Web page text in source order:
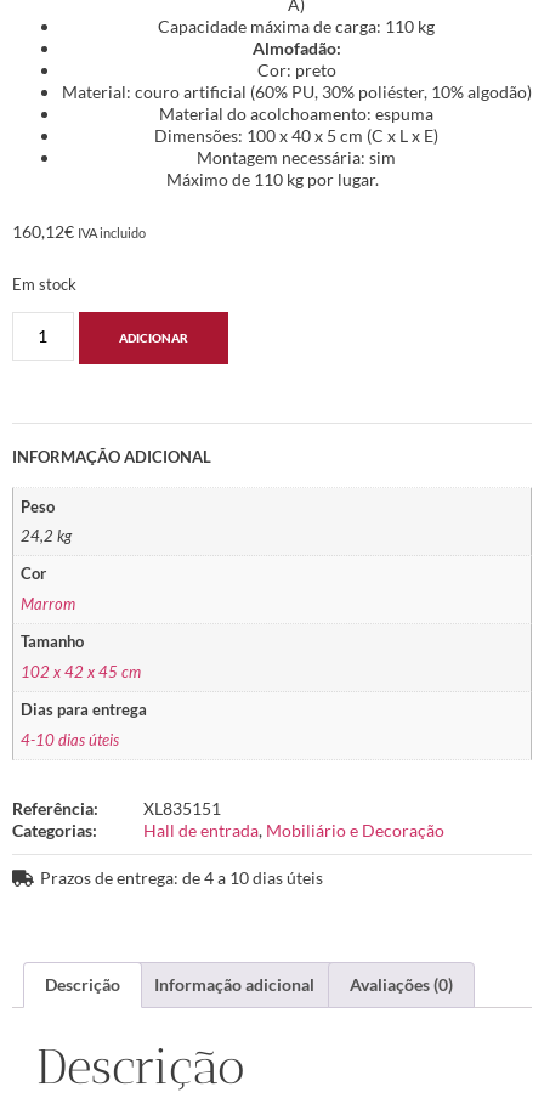
A)
Capacidade máxima de carga: 110 kg
Almofadão:
Cor: preto
Material: couro artificial (60% PU, 30% poliéster, 10% algodão)
Material do acolchoamento: espuma
Dimensões: 100 x 40 x 5 cm (C x L x E)
Montagem necessária: sim
Máximo de 110 kg por lugar.
160,12€ IVA incluido
Em stock
ADICIONAR
INFORMAÇÃO ADICIONAL
Peso
24,2 kg
Cor
Marrom
Tamanho
102 x 42 x 45 cm
Dias para entrega
4-10 dias úteis
Referência:
XL835151
Categorias:
Hall de entrada, Mobiliário e Decoração
Prazos de entrega: de 4 a 10 dias úteis
Descrição Informação adicional Avaliações (0)
Descrição